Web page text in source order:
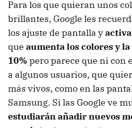
Para los que quieran unos
brillantes, Google les
los ajuste de pantalla y
que aumenta los colores y
10% pero parece que ni con
a algunos usuarios, que
más vivos, como en las
Samsung. Si las Google ve
estudiarán añadir nuevos